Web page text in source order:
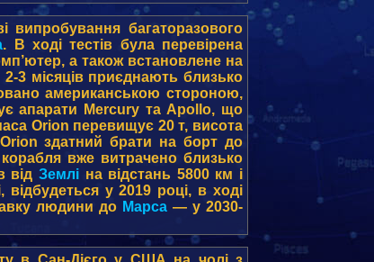
випробування багаторазового
. В ході тестів була перевірена
а також встановлене на
3 місяців приєднають близько
американською стороною,
апарати Mercury та Apollo, що
Orion перевищує 20 т, висота
здатний брати на борт до
вже витрачено близько
від Земліна відстань 5800 км і
у 2019 році, в ході
людини до Марса— у 2030-